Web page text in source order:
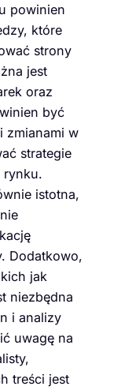
powinien
które
strony
jest
oraz
być
zmianami w
strategie
rynku.
istotna,
Dodatkowo,
jak
niezbędna
i analizy
uwagę na
treści jest